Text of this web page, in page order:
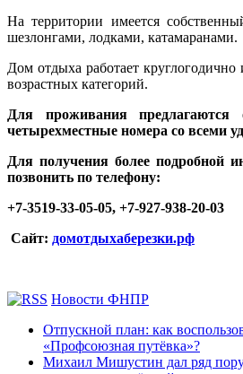
На территории имеется
шезлонгами, лодками, катамаранами.
Дом отдыха работает
возрастных категорий.
Для проживания
четырехместные номера со всеми
Для получения более подробной
позвонить по телефону:
+7-3519-33-05-05, +7-927-938-20-03
Сайт: домотдыхаберезки.рф
Новости ФНПР
Отпускной план: как
«Профсоюзная путёвка»?
Михаил Мишустин дал ряд